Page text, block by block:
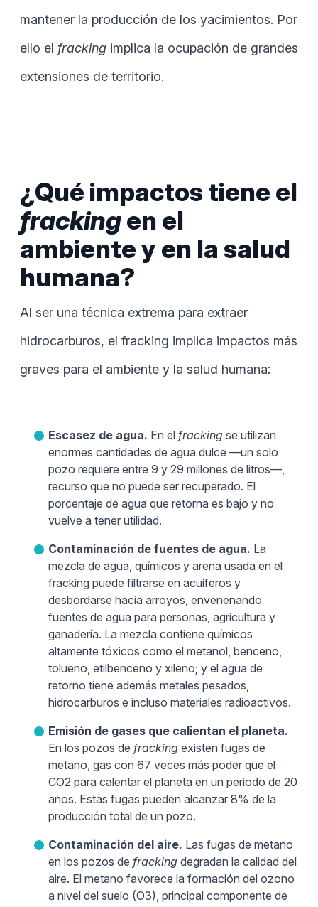
mantener la producción de los yacimientos. Por
ello el fracking implica la ocupación de grandes
extensiones de territorio.
¿Qué impactos tiene el
frackingen el
ambiente y en la salud
humana?
Al ser una técnica extrema para extraer
hidrocarburos, el fracking implica impactos más
graves para el ambiente y la salud humana:
Escasez de agua. En el fracking se utilizan
enormes cantidades de agua dulce —un solo
pozo requiere entre 9 y 29 millones de litros—,
recurso que no puede ser recuperado. El
porcentaje de agua que retorna es bajo y no
vuelve a tener utilidad.
Contaminación de fuentes de agua. La
mezcla de agua, químicos y arena usada en el
fracking puede filtrarse en acuíferos y
desbordarse hacia arroyos, envenenando
fuentes de agua para personas, agricultura y
ganadería. La mezcla contiene químicos
altamente tóxicos como el metanol, benceno,
tolueno, etilbenceno y xileno; y el agua de
retorno tiene además metales pesados,
hidrocarburos e incluso materiales radioactivos.
Emisión de gases que calientan el planeta.
En los pozos de fracking existen fugas de
metano, gas con 67 veces más poder que el
CO2 para calentar el planeta en un periodo de 20
años. Estas fugas pueden alcanzar 8% de la
producción total de un pozo.
Contaminación del aire. Las fugas de metano
en los pozos de fracking degradan la calidad del
aire. El metano favorece la formación del ozono
a nivel del suelo (O3), principal componente de